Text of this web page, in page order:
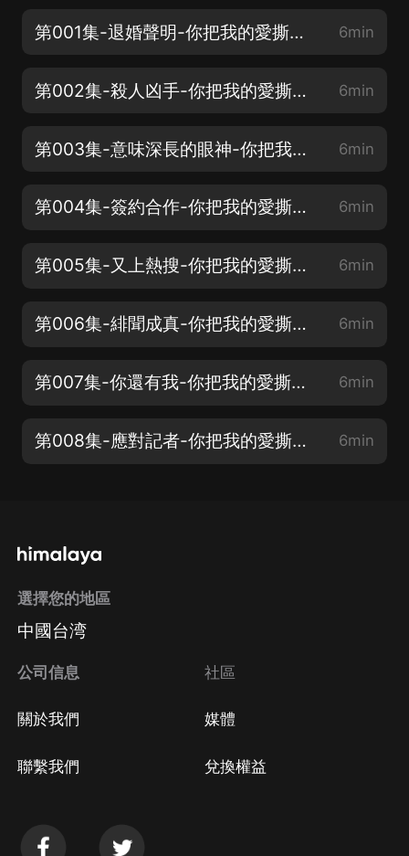
第001集-退婚聲明-你把我的愛撕碎（求月票、求訂閱、求評論） 6min
第002集-殺人凶手-你把我的愛撕碎（求月票、求訂閱、求評論） 6min
第003集-意味深長的眼神-你把我的愛撕碎（求月票、求訂閱、求評論） 6min
第004集-簽約合作-你把我的愛撕碎（求月票、求訂閱、求評論） 6min
第005集-又上熱搜-你把我的愛撕碎（求月票、求訂閱、求評論） 6min
第006集-緋聞成真-你把我的愛撕碎（求月票、求訂閱、求評論） 6min
第007集-你還有我-你把我的愛撕碎（求月票、求訂閱、求評論） 6min
第008集-應對記者-你把我的愛撕碎（求月票、求訂閱、求評論） 6min
選擇您的地區
中國台湾
公司信息
關於我們
聯繫我們
社區
媒體
兌換權益